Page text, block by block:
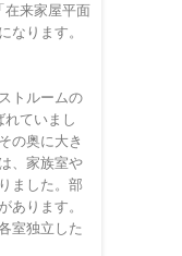
在来家屋平面
なります。
トルームの
ていまし
の奥に大き
、家族室や
ました。部
あります。
室独立した